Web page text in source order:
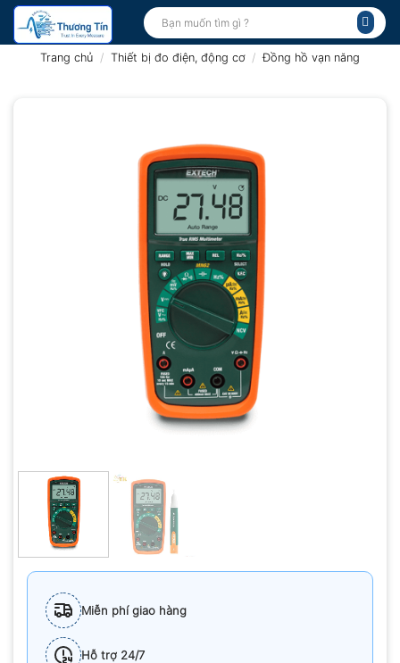
Bỏ
qua
Tìm
kiếm:
Trang chủ / Thiết bị đo điện, động cơ / Đồng hồ vạn năng
Miễn phí giao hàng
Hỗ trợ 24/7